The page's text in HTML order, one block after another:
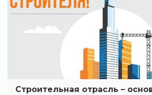
Строительная отрасль –